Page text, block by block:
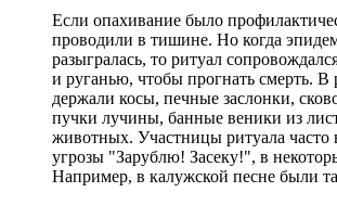
Если опахивание было
проводили в тишине. Но когда
разыгралась, то ритуал
и руганью, чтобы прогнать смерть.
держали косы, печные заслонки,
пучки лучины, банные веники из
животных. Участницы ритуала часто
угрозы "Зарублю! Засеку!", в
Например, в калужской песне были